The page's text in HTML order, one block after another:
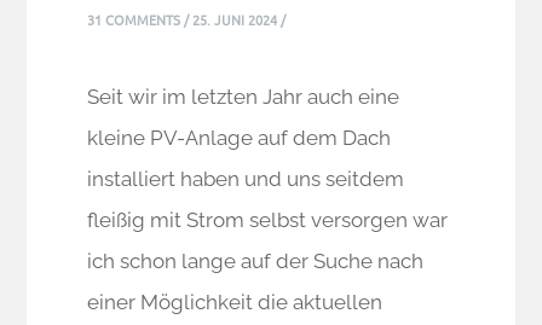
31 COMMENTS /25. JUNI 2024 /
Seit wir im letzten Jahr auch eine
kleine PV-Anlage auf dem Dach
installiert haben und uns seitdem
fleißig mit Strom selbst versorgen war
ich schon lange auf der Suche nach
einer Möglichkeit die aktuellen